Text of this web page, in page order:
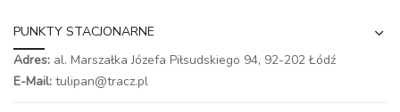
PUNKTY STACJONARNE
Adres: al. Marszałka Józefa Piłsudskiego 94, 92-202 Łódź
E-Mail: tulipan@tracz.pl